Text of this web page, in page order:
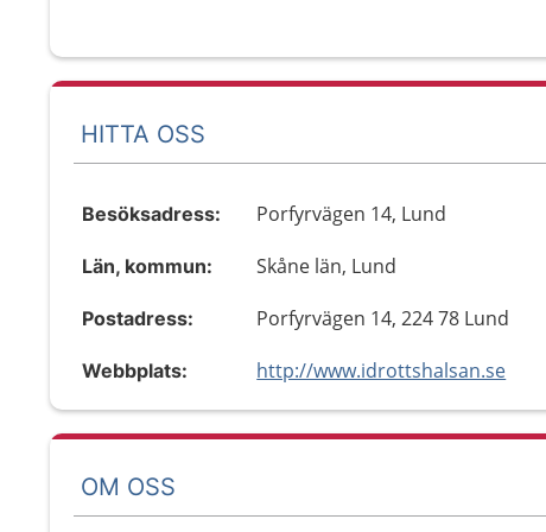
HITTA OSS
Besöksadress: Porfyrvägen 14, Lund
Län, kommun: Skåne län, Lund
Postadress: Porfyrvägen 14, 224 78 Lund
Webbplats: http://www.idrottshalsan.se
OM OSS